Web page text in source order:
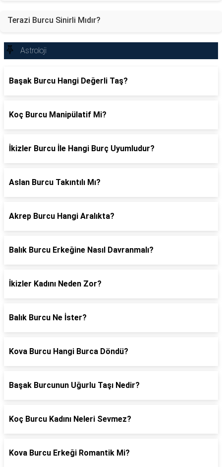
Terazi Burcu Sinirli Mıdır?
Astroloji
Başak Burcu Hangi Değerli Taş?
Koç Burcu Manipülatif Mi?
İkizler Burcu İle Hangi Burç Uyumludur?
Aslan Burcu Takıntılı Mı?
Akrep Burcu Hangi Aralıkta?
Balık Burcu Erkeğine Nasıl Davranmalı?
İkizler Kadını Neden Zor?
Balık Burcu Ne İster?
Kova Burcu Hangi Burca Döndü?
Başak Burcunun Uğurlu Taşı Nedir?
Koç Burcu Kadını Neleri Sevmez?
Kova Burcu Erkeği Romantik Mi?